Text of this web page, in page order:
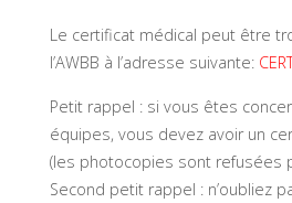
Le certificat médical peut être
l’AWBB à l’adresse suivante:
Petit rappel : si vous êtes
équipes, vous devez avoir un
(les photocopies sont refusées
Second petit rappel : n’oubliez